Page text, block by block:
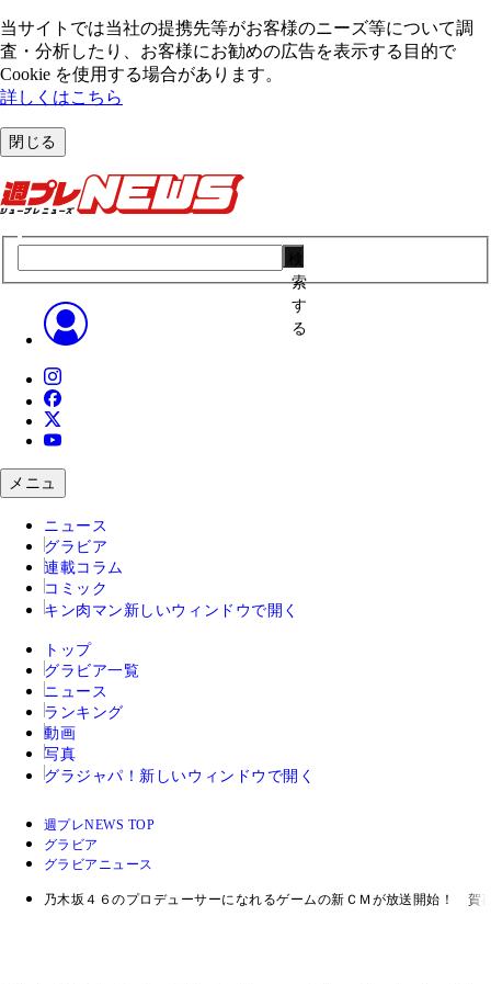
当サイトでは当社の提携先等がお客様のニーズ等について調
査・分析したり、お客様にお勧めの広告を表⽰する⽬的で
Cookie を使⽤する場合があります。
詳しくはこちら
閉じる
索
す
る
メニュ
ニュース
グラビア
連載コラム
コミック
キン肉マン 新しいウィンドウで開く
トップ
グラビア一覧
ニュース
ランキング
動画
写真
グラジャパ！ 新しいウィンドウで開く
週プレNEWS TOP
グラビア
グラビアニュース
乃木坂４６のプロデューサーになれるゲームの新ＣＭが放送開始！ 賀